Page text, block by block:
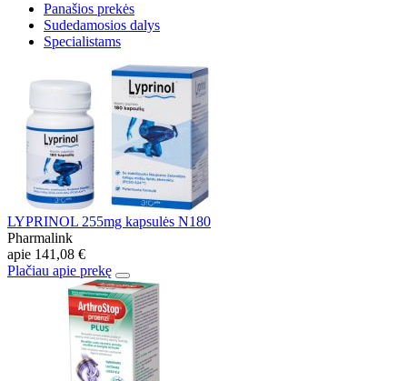
Panašios prekės
Sudedamosios dalys
Specialistams
LYPRINOL 255mg kapsulės N180
Pharmalink
apie 141,08 €
Plačiau apie prekę